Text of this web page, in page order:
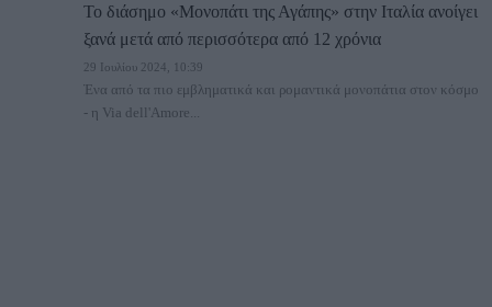
Το διάσημο «Μονοπάτι της Αγάπης» στην Ιταλία ανοίγει
ξανά μετά από περισσότερα από 12 χρόνια
29 Ιουλίου 2024, 10:39
Ένα από τα πιο εμβληματικά και ρομαντικά μονοπάτια στον κόσμο
- η Via dell'Amore...